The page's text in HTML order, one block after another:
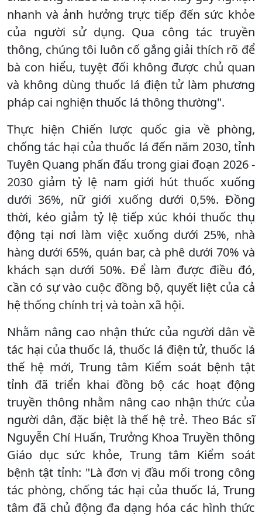
nhanh và ảnh hưởng trực tiếp đến sức khỏe
của người sử dụng. Qua công tác truyền
thông, chúng tôi luôn cố gắng giải thích rõ để
bà con hiểu, tuyệt đối không được chủ quan
và không dùng thuốc lá điện tử làm phương
pháp cai nghiện thuốc lá thông thường".
Thực hiện Chiến lược quốc gia về phòng,
chống tác hại của thuốc lá đến năm 2030, tỉnh
Tuyên Quang phấn đấu trong giai đoạn 2026 -
2030 giảm tỷ lệ nam giới hút thuốc xuống
dưới 36%, nữ giới xuống dưới 0,5%. Đồng
thời, kéo giảm tỷ lệ tiếp xúc khói thuốc thụ
động tại nơi làm việc xuống dưới 25%, nhà
hàng dưới 65%, quán bar, cà phê dưới 70% và
khách sạn dưới 50%. Để làm được điều đó,
cần có sự vào cuộc đồng bộ, quyết liệt của cả
hệ thống chính trị và toàn xã hội.
Nhằm nâng cao nhận thức của người dân về
tác hại của thuốc lá, thuốc lá điện tử, thuốc lá
thế hệ mới, Trung tâm Kiểm soát bệnh tật
tỉnh đã triển khai đồng bộ các hoạt động
truyền thông nhằm nâng cao nhận thức của
người dân, đặc biệt là thế hệ trẻ. Theo Bác sĩ
Nguyễn Chí Huấn, Trưởng Khoa Truyền thông
Giáo dục sức khỏe, Trung tâm Kiểm soát
bệnh tật tỉnh: "Là đơn vị đầu mối trong công
tác phòng, chống tác hại của thuốc lá, Trung
tâm đã chủ động đa dạng hóa các hình thức